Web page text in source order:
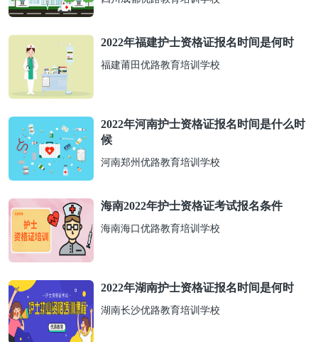
2022年福建护士资格证报名时间是何时
福建莆田优路教育培训学校
2022年河南护士资格证报名时间是什么时
候
河南郑州优路教育培训学校
海南2022年护士资格证考试报名条件
海南海口优路教育培训学校
2022年湖南护士资格证报名时间是何时
湖南长沙优路教育培训学校